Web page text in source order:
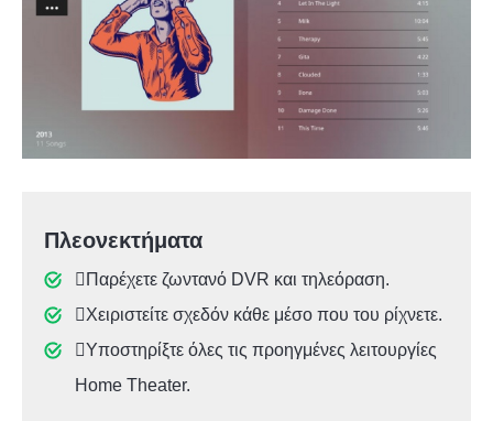
Πλεονεκτήματα
Παρέχετε ζωντανό DVR και τηλεόραση.
Χειριστείτε σχεδόν κάθε μέσο που του ρίχνετε.
Υποστηρίξτε όλες τις προηγμένες λειτουργίες
Home Theater.